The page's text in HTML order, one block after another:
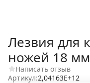
Лезвия для
ножей 18
Написать отзыв
Артикул:2,04163E+12